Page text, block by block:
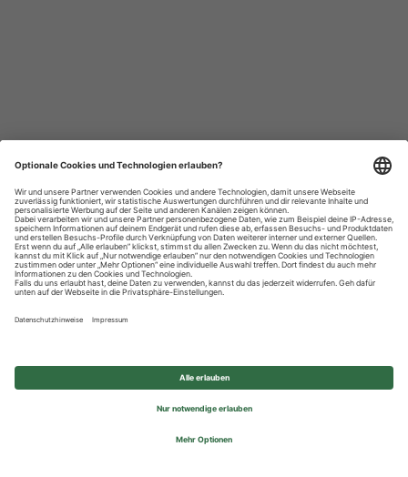
Datenschutzhinweise
Impressum
Privatsphäre-Einstellungen
© 2026 REWE Group - All rights reserved